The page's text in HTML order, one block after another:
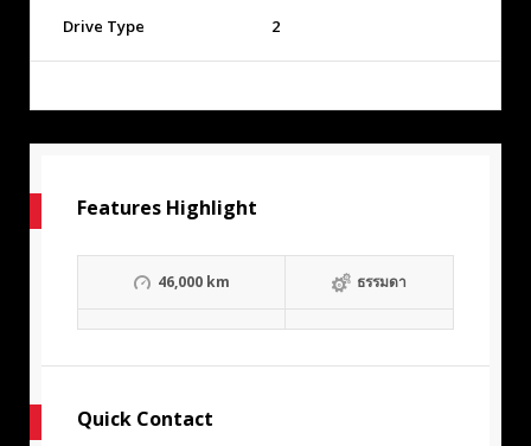
Drive Type 2
Features Highlight
46,000 km ธรรมดา
Quick Contact